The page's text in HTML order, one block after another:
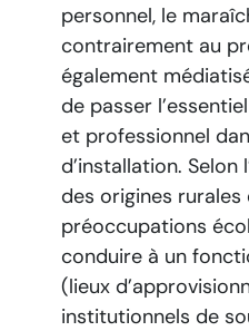
personnel, le
contrairement au
également
de passer
et professionnel
d’installation. Selon
des origines
préoccupations
conduire à un
(lieux
institutionnels de